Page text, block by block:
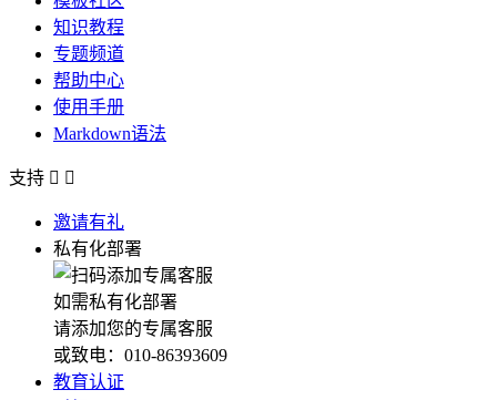
知识教程
专题频道
帮助中心
使用手册
Markdown语法
支持  
邀请有礼
私有化部署
如需私有化部署
请添加您的专属客服
或致电：010-86393609
教育认证